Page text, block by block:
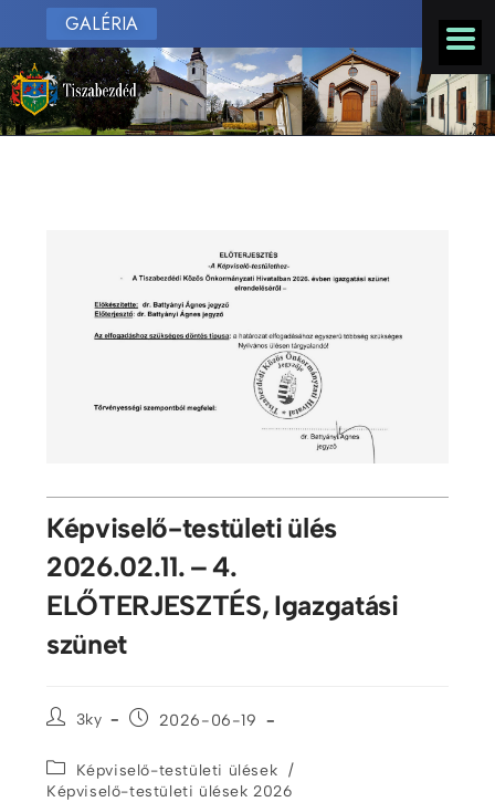
GALÉRIA
Képviselő-testületi ülés
2026.02.11. – 4.
ELŐTERJESZTÉS, Igazgatási
szünet
3ky 2026-06-19
Képviselő-testületi ülések /
Képviselő-testületi ülések 2026